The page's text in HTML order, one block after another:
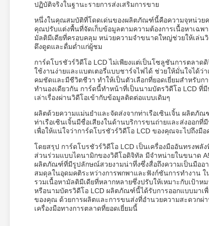
ปฏิบัติจริงในฐานะรายการส่งเสริมการขาย
หนึ่งในคุณสมบัติที่โดดเด่นของผลิตภัณฑ์นี้คือความจุหน่วยค
คุณปรับแต่งพื้นที่จัดเก็บข้อมูลตามความต้องการเนื้อหาเฉ
มัลติมีเดียที่ครอบคลุม หน่วยความจำขนาดใหญ่ช่วยให้เล่
ดึงดูดและดื่มด่ำแก่ผู้ชม
การ์ดโบรชัวร์วิดีโอ LCD ไม่เพียงแต่เป็นโซลูชันการตลา
ใช้งานง่ายและแบตเตอรี่แบบชาร์จไฟได้ ช่วยให้มั่นใจได้
คมชัดและมีชีวิตชีวา ทำให้เป็นตัวเลือกที่ยอดเยี่ยมสำหรับ
ทำนองเดียวกัน การ์ดนี้ทำหน้าที่เป็นนามบัตรวิดีโอ LCD ที่
เล่าเรื่องผ่านวิดีโอเข้ากับข้อมูลติดต่อแบบเดิมๆ
ผลิตด้วยความแม่นยำและจัดส่งจากท่าเรือเซินเจิ้น ผลิตภั
ท่าเรือเซินเจิ้นมีชื่อเสียงในด้านบริการขนถ่ายและส่งออ
เพื่อให้แน่ใจว่าการ์ดโบรชัวร์วิดีโอ LCD ของคุณจะไปถึง
โดยสรุป การ์ดโบรชัวร์วิดีโอ LCD เป็นเครื่องมืออันทรงพ
ส่วนร่วมแบบไดนามิกของวิดีโอดิจิทัล มีจำหน่ายในขนาด
ผลิตภัณฑ์ที่มีรูปลักษณ์สวยงามน่าทึ่งซึ่งสื่อถึงความเป็นมืออ
สมดุลในอุดมคติระหว่างการพกพาและฟังก์ชันการทำงาน
รวมเนื้อหามัลติมีเดียที่หลากหลายซึ่งปรับให้เหมาะกับเป้า
หรือนามบัตรวิดีโอ LCD ผลิตภัณฑ์นี้ได้รับการออกแบบมาเ
ของคุณ ด้วยการผลิตและการขนส่งที่อำนวยความสะดวกผ่
เครื่องมือทางการตลาดที่ยอดเยี่ยมนี้